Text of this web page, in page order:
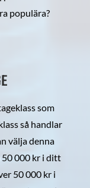
populära?
som
så handlar
välja denna
50 000 kr i ditt
50 000 kr i